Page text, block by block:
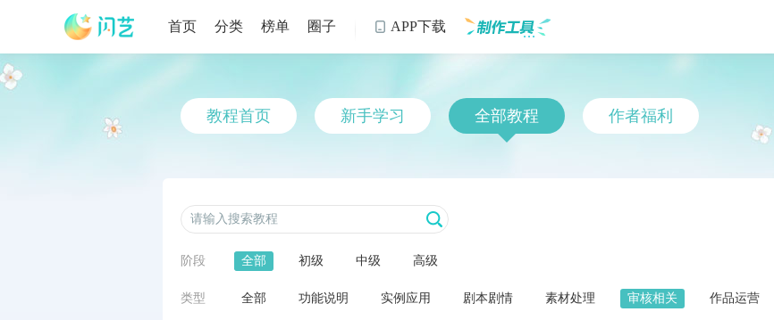
首页 分类 榜单 圈子  APP下载
教程首页 新手学习 全部教程 作者福利
阶段 全部 初级 中级 高级
类型 全部 功能说明 实例应用 剧本剧情 素材处理 审核相关 作品运营